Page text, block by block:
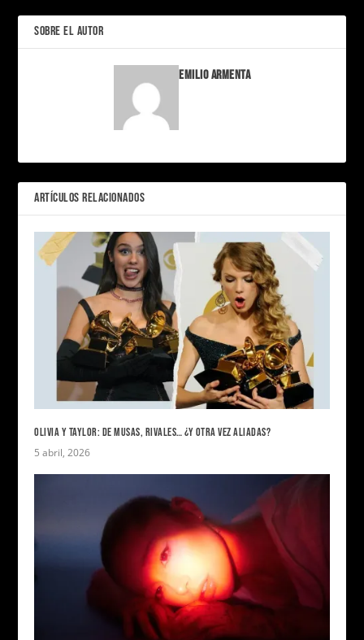
SOBRE EL AUTOR
Emilio Armenta
ARTÍCULOS RELACIONADOS
OLIVIA Y TAYLOR: DE MUSAS, RIVALES… ¿Y OTRA VEZ ALIADAS?
5 abril, 2026